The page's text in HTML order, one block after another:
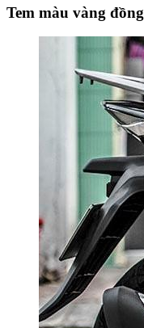
Tem màu vàng đồng